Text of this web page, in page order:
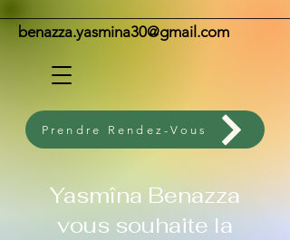
Prendre Rendez-Vous
benazza.yasmina30@gmail.com
Yasmîna Benazza
vous souhaite la